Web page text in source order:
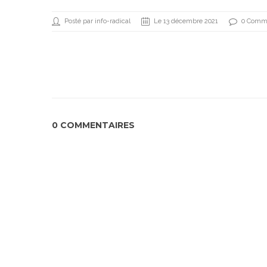
Posté par info-radical Le 13 décembre 2021 0
0 COMMENTAIRES